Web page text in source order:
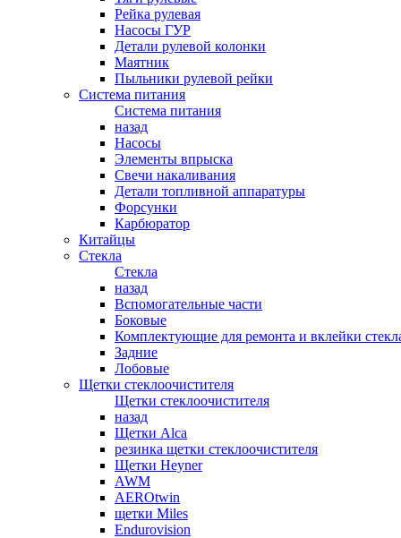
Рейка рулевая
Насосы ГУР
Детали рулевой колонки
Маятник
Пыльники рулевой рейки
Система питания
Система питания
назад
Насосы
Элементы впрыска
Свечи накаливания
Детали топливной аппаратуры
Форсунки
Карбюратор
Китайцы
Стекла
Стекла
назад
Вспомогательные части
Боковые
Комплектующие для ремонта и вклейки
Задние
Лобовые
Щетки стеклоочистителя
Щетки стеклоочистителя
назад
Щетки Alca
резинка щетки стеклоочистителя
Щетки Heyner
AWM
AEROtwin
щетки Miles
Endurovision